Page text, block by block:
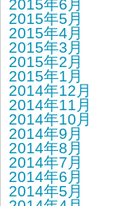
2015年6月
2015年5月
2015年4月
2015年3月
2015年2月
2015年1月
2014年12月
2014年11月
2014年10月
2014年9月
2014年8月
2014年7月
2014年6月
2014年5月